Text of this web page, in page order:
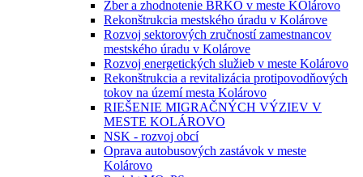
Zber a zhodnotenie BRKO v meste KOlárovo
Rekonštrukcia mestského úradu v Kolárove
Rozvoj sektorových zručností zamestnancov
mestského úradu v Kolárove
Rozvoj energetických služieb v meste Kolárovo
Rekonštrukcia a revitalizácia protipovodňových
tokov na území mesta Kolárovo
RIEŠENIE MIGRAČNÝCH VÝZIEV V
MESTE KOLÁROVO
NSK - rozvoj obcí
Oprava autobusových zastávok v meste
Kolárovo